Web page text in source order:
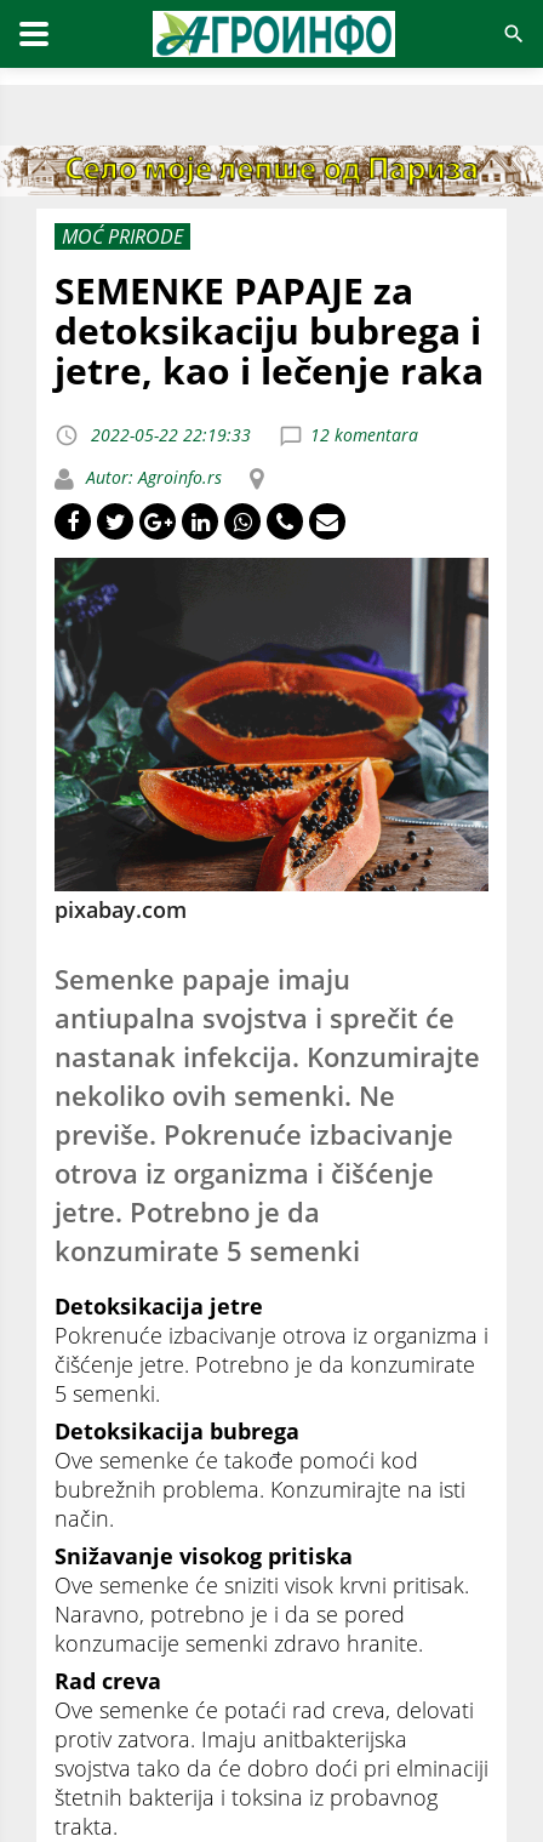
MOĆ PRIRODE
SEMENKE PAPAJE za
detoksikaciju bubrega i
jetre, kao i lečenje raka
2022-05-22 22:19:33
12 komentara
Autor: Agroinfo.rs
pixabay.com
Semenke papaje imaju
antiupalna svojstva i sprečit će
nastanak infekcija. Konzumirajte
nekoliko ovih semenki. Ne
previše. Pokrenuće izbacivanje
otrova iz organizma i čišćenje
jetre. Potrebno je da
konzumirate 5 semenki
Detoksikacija jetre
Pokrenuće izbacivanje otrova iz organizma i
čišćenje jetre. Potrebno je da konzumirate
5 semenki.
Detoksikacija bubrega
Ove semenke će takođe pomoći kod
bubrežnih problema. Konzumirajte na isti
način.
Snižavanje visokog pritiska
Ove semenke će sniziti visok krvni pritisak.
Naravno, potrebno je i da se pored
konzumacije semenki zdravo hranite.
Rad creva
Ove semenke će potaći rad creva, delovati
protiv zatvora. Imaju anitbakterijska
svojstva tako da će dobro doći pri elminaciji
štetnih bakterija i toksina iz probavnog
trakta.